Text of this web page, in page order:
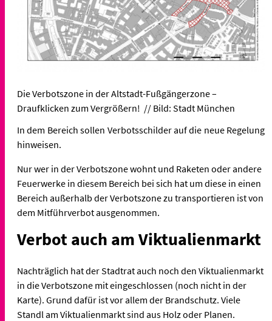
Die Verbotszone in der Altstadt-Fußgängerzone –
Draufklicken zum Vergrößern! // Bild: Stadt München
In dem Bereich sollen Verbotsschilder auf die neue Regelung
hinweisen.
Nur wer in der Verbotszone wohnt und Raketen oder andere
Feuerwerke in diesem Bereich bei sich hat um diese in einen
Bereich außerhalb der Verbotszone zu transportieren ist von
dem Mitführverbot ausgenommen.
Verbot auch am Viktualienmarkt
Nachträglich hat der Stadtrat auch noch den Viktualienmarkt
in die Verbotszone mit eingeschlossen (noch nicht in der
Karte). Grund dafür ist vor allem der Brandschutz. Viele
Standl am Viktualienmarkt sind aus Holz oder Planen.